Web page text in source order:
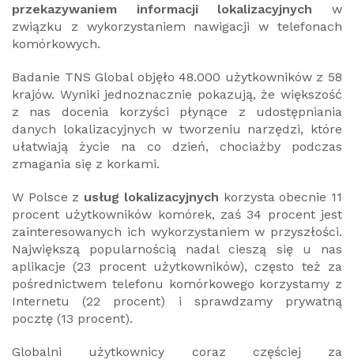
przekazywaniem informacji lokalizacyjnych w
związku z wykorzystaniem nawigacji w telefonach
komórkowych.
Badanie TNS Global objęło 48.000 użytkowników z 58
krajów. Wyniki jednoznacznie pokazują, że większość
z nas docenia korzyści płynące z udostępniania
danych lokalizacyjnych w tworzeniu narzędzi, które
ułatwiają życie na co dzień, chociażby podczas
zmagania się z korkami.
W Polsce z usług lokalizacyjnych korzysta obecnie 11
procent użytkowników komórek, zaś 34 procent jest
zainteresowanych ich wykorzystaniem w przyszłości.
Największą popularnością nadal cieszą się u nas
aplikacje (23 procent użytkowników), często też za
pośrednictwem telefonu komórkowego korzystamy z
Internetu (22 procent) i sprawdzamy prywatną
pocztę (13 procent).
Globalni użytkownicy coraz częściej za